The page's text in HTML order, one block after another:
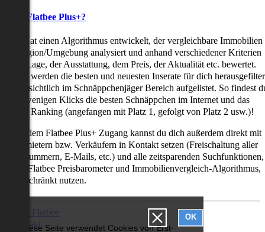
Diese Seite verwendet Cookies von Erst-
OK
ist Flatbee Plus+?
hat einen Algorithmus entwickelt, der vergleichbare Immobilien
Region/Umgebung analysiert und anhand verschiedener Kriterien
der Lage, der Ausstattung, dem Preis, der Aktualität etc. bewertet.
werden die besten und neuesten Inserate für dich
übersichtlich im Schnäppchenjäger Bereich aufgelistet. So findest
nur wenigen Klicks die besten Schnäppchen im Internet und das
als Ranking (angefangen mit Platz 1, gefolgt von Platz 2 usw.)!
mit dem Flatbee Plus+ Zugang kannst du dich außerdem direkt mit
Vermietern bzw. Verkäufern in Kontakt setzen (Freischaltung aller
E-Mails, etc.) und alle zeitsparenden Suchfunktionen,
den Flatbee Preisbarometer und Immobilienvergleich-Algorithmus,
nutzen.
Über Flatbee
Kontakt